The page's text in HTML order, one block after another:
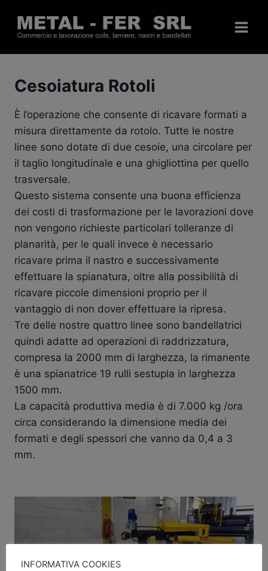
contenuto
Cesoiatura Rotoli
È l’operazione che consente di ricavare formati a
misura direttamente da rotolo. Tutte le nostre
linee sono dotate di due cesoie, una circolare per
il taglio longitudinale e una ghigliottina per quello
trasversale.
Questo sistema consente una buona efficienza
dei costi di trasformazione per le lavorazioni dove
non vengono richieste particolari tolleranze di
planarità, per le quali invece è necessario
ricavare prima il nastro e successivamente
effettuare la spianatura, oltre alla possibilità di
ricavare piccole dimensioni proprio per il
vantaggio di non dover effettuare la ripresa.
Tre delle nostre quattro linee sono bandellatrici
quindi adatte ad operazioni di raddrizzatura,
compresa la 2000 mm di larghezza, la rimanente
è una spianatrice 19 rulli sestupla in larghezza
1500 mm.
La capacità produttiva media è di 7.000 kg /ora
circa considerando la dimensione media dei
formati e degli spessori che vanno da 0,4 a 3
mm.
INFORMATIVA COOKIES